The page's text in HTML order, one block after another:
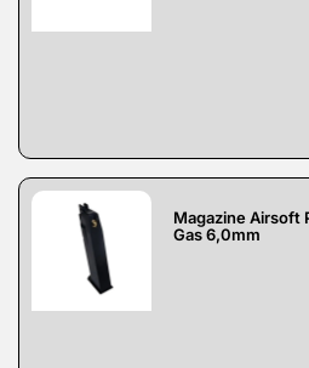
Magazine Airsoft
Gas 6,0mm